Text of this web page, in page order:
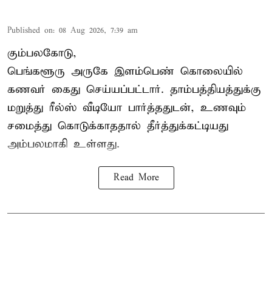
Published on: 08 Aug 2026, 7:39 am
கும்பலகோடு,
பெங்களூரு அருகே இளம்பெண் கொலையில்
கணவர் கைது செய்யப்பட்டார். தாம்பத்தியத்துக்கு
மறுத்து ரீல்ஸ் வீடியோ பார்த்ததுடன், உணவும்
சமைத்து கொடுக்காததால் தீர்த்துக்கட்டியது
அம்பலமாகி உள்ளது.
Read More